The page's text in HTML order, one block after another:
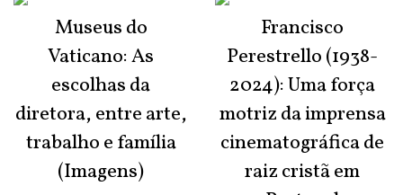
Museus do
Vaticano: As
escolhas da
diretora, entre arte,
trabalho e família
(Imagens)
Francisco
Perestrello (1938-
2024): Uma força
motriz da imprensa
cinematográfica de
raiz cristã em